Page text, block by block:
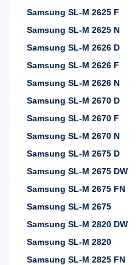
Samsung SL-M 2625 F
Samsung SL-M 2625 N
Samsung SL-M 2626 D
Samsung SL-M 2626 F
Samsung SL-M 2626 N
Samsung SL-M 2670 D
Samsung SL-M 2670 F
Samsung SL-M 2670 N
Samsung SL-M 2675 D
Samsung SL-M 2675 DW
Samsung SL-M 2675 FN
Samsung SL-M 2675
Samsung SL-M 2820 DW
Samsung SL-M 2820
Samsung SL-M 2825 FN